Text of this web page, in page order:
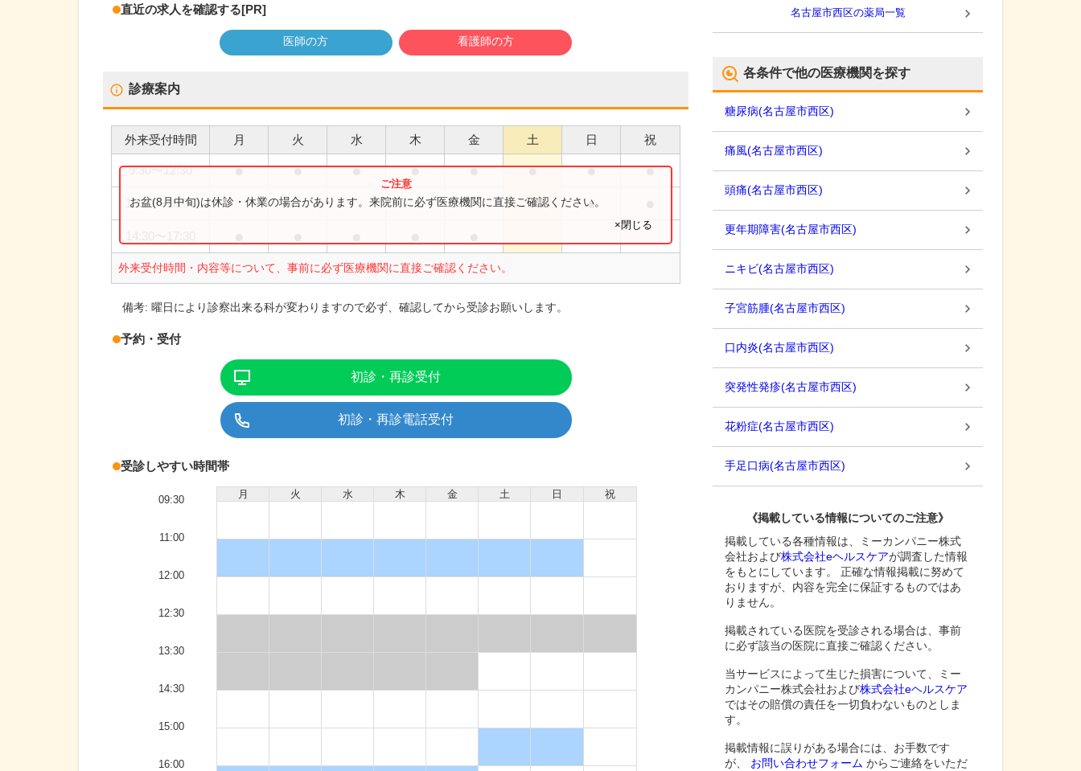
直近の求人を確認する[PR]
医師の方 看護師の方
診療案内
外来受付時間 月 火 水 木 金 土 日 祝
9:30〜12:30 ● ● ● ● ● ● ● ●
13:30〜16:30 ● ●
外来受付時間・内容等について、事前に必ず医療機関に直接ご確認ください。
お盆(8月中旬)は休診・休業の場合があります。来院前に必ず医療機関に直接ご確認ください。
×閉じる
備考:曜日により診察出来る科が変わりますので必ず、確認してから受診お願いします。
予約・受付
初診・再診受付
初診・再診電話受付
受診しやすい時間帯
月 火 水 木 金 土 日 祝
09:30
11:00
12:00
12:30
13:30
14:30
15:00
16:00
名古屋市西区の薬局一覧
各条件で他の医療機関を探す
糖尿病(名古屋市西区)
痛風(名古屋市西区)
頭痛(名古屋市西区)
更年期障害(名古屋市西区)
ニキビ(名古屋市西区)
子宮筋腫(名古屋市西区)
口内炎(名古屋市西区)
突発性発疹(名古屋市西区)
花粉症(名古屋市西区)
手足口病(名古屋市西区)
《掲載している情報についてのご注意》
掲載している各種情報は、ミーカンパニー株式
会社および株式会社eヘルスケアが調査した情報
をもとにしています。 正確な情報掲載に努めて
おりますが、内容を完全に保証するものではあ
りません。
掲載されている医院を受診される場合は、事前
に必ず該当の医院に直接ご確認ください。
当サービスによって生じた損害について、ミー
カンパニー株式会社および株式会社eヘルスケア
ではその賠償の責任を一切負わないものとしま
す。
掲載情報に誤りがある場合には、お手数です
が、
お問い合わせフォーム からご連絡をいただ